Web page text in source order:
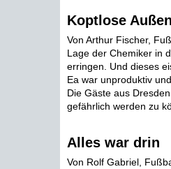
Koptlose
Von Arthur Fischer,
Lage der Chemiker in
erringen. Und dieses
Ea war unproduktiv
Die Gäste aus
gefährlich werden zu
Alles war drin
Von Rolf Gabriel,